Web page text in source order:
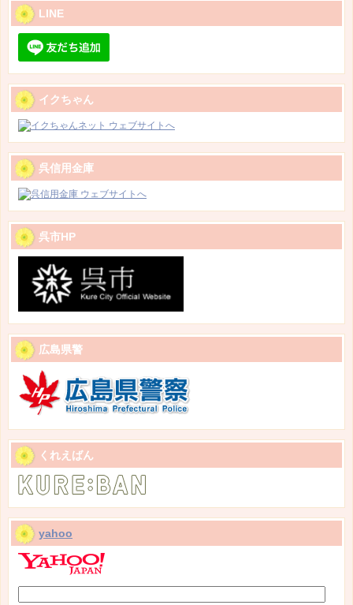
LINE
イクちゃん
呉信用金庫
呉市HP
広島県警
くれえばん
yahoo